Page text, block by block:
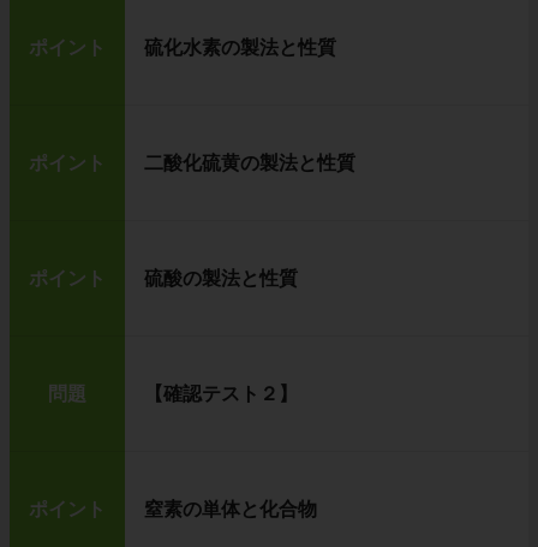
ポイント 硫化水素の製法と性質
ポイント 二酸化硫黄の製法と性質
ポイント 硫酸の製法と性質
問題 【確認テスト２】
ポイント 窒素の単体と化合物